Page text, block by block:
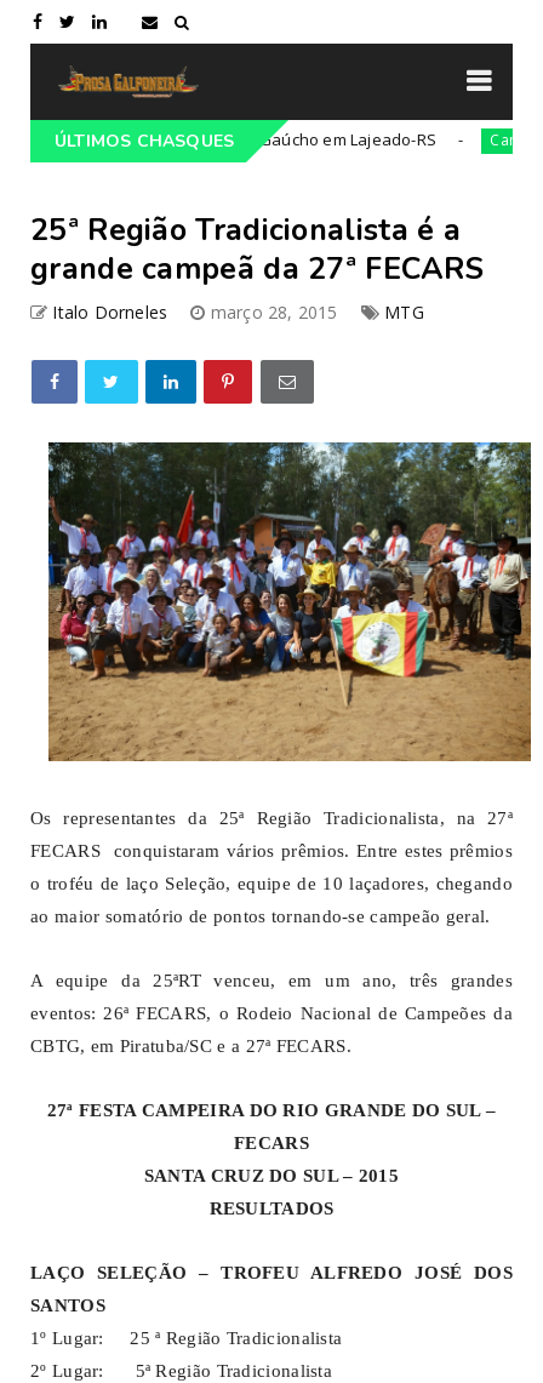
ÚLTIMOS CHASQUES
Tradicionalista Gaúcho em Lajeado-RS Campeiro 21ª
25ª Região Tradicionalista é a
grande campeã da 27ª FECARS
Italo Dorneles março 28, 2015 MTG
Os representantes da 25ª Região Tradicionalista, na 27ª
FECARS conquistaram vários prêmios. Entre estes prêmios
o troféu de laço Seleção, equipe de 10 laçadores, chegando
ao maior somatório de pontos tornando-se campeão geral.
A equipe da 25ªRT venceu, em um ano, três grandes
eventos: 26ª FECARS, o Rodeio Nacional de Campeões da
CBTG, em Piratuba/SC e a 27ª FECARS.
27ª FESTA CAMPEIRA DO RIO GRANDE DO SUL –
FECARS
SANTA CRUZ DO SUL – 2015
RESULTADOS
LAÇO SELEÇÃO – TROFEU ALFREDO JOSÉ DOS
SANTOS
1º Lugar: 25 ª Região Tradicionalista
2º Lugar: 5ª Região Tradicionalista